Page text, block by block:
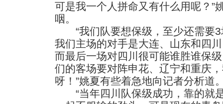
可是我一个人拼命又有什么用呢？”
咽。
“我们队要想保级，至少还需要3
我们主场的对手是大连、山东和四
而最后一场对四川很可能谁胜谁保
们的客场要对阵申花、辽宁和重庆
呀！”姚夏有些着急地向记者分析道
“当年四川队保级成功，靠的就